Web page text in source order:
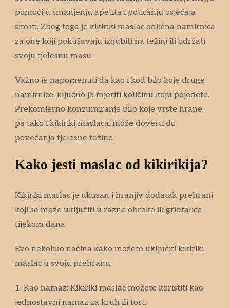
pomoći u smanjenju apetita i poticanju osjećaja
sitosti. Zbog toga je kikiriki maslac odlična namirnica
za one koji pokušavaju izgubiti na težini ili održati
svoju tjelesnu masu.
Važno je napomenuti da kao i kod bilo koje druge
namirnice, ključno je mjeriti količinu koju pojedete.
Prekomjerno konzumiranje bilo koje vrste hrane,
pa tako i kikiriki maslaca, može dovesti do
povećanja tjelesne težine.
Kako jesti maslac od kikirikija?
Kikiriki maslac je ukusan i hranjiv dodatak prehrani
koji se može uključiti u razne obroke ili grickalice
tijekom dana.
Evo nekoliko načina kako možete uključiti kikiriki
maslac u svoju prehranu:
1. Kao namaz: Kikiriki maslac možete koristiti kao
jednostavni namaz za kruh ili tost.